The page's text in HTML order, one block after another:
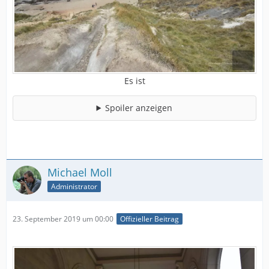
Es ist
Spoiler anzeigen
Michael Moll
Administrator
23. September 2019 um 00:00 Offizieller Beitrag